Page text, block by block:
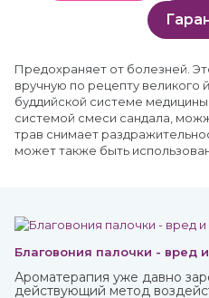
Предохраняет от болезней.
вручную по рецепту великого
буддийской системе
системой смеси сандала,
трав снимает
может также быть
Благовония палочки - вред
Ароматерапия уже давно
действующий метод